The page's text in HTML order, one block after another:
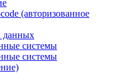
(авторизованное
данных
системы
системы